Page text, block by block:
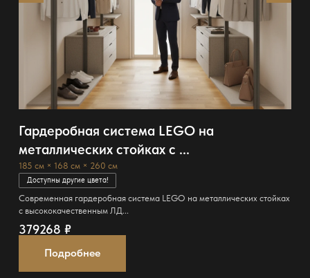
Гардеробная система LEGO на
металлических стойках с ...
185 см × 168 см × 260 см
Доступны другие цвета!
Современная гардеробная система LEGO на металлических стойках
с высококачественным ЛД...
379268 ₽
Подробнее